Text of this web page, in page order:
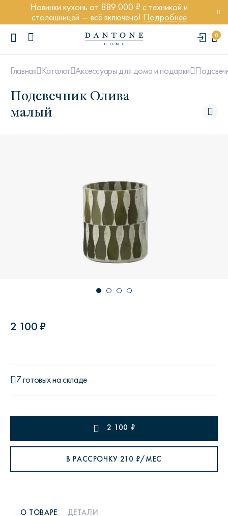
Новинки кухонь от 889 000 ₽ с техникой и
столешницей — всё включено! Подробнее
0
Главная Каталог Аксессуары для дома и подарки
Подсвечник Олива
малый
2 100 ₽
7 готовых на складе
2 100 ₽
В РАССРОЧКУ 210 ₽/МЕС
О ТОВАРЕ ДЕТАЛИ